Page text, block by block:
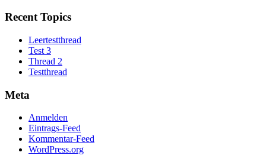
Recent Topics
Leertestthread
Test 3
Thread 2
Testthread
Meta
Anmelden
Eintrags-Feed
Kommentar-Feed
WordPress.org